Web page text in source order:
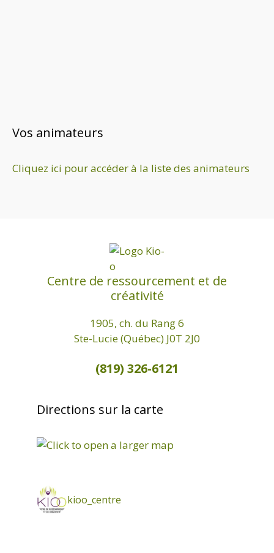
Vos animateurs
Cliquez ici pour accéder à la liste des animateurs
Centre de ressourcement et de
créativité
1905, ch. du Rang 6
Ste-Lucie (Québec) J0T 2J0
(819) 326-6121
Directions sur la carte
kioo_centre